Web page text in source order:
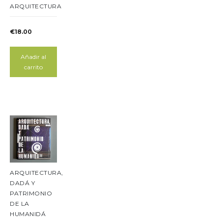
ARQUITECTURA
€18.00
Añadir al
carrito
ARQUITECTURA,
DADÁ Y
PATRIMONIO
DE LA
HUMANIDÁ